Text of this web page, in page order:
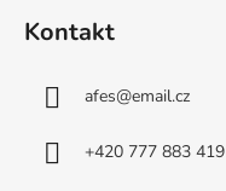
Kontakt
afes@email.cz
+420 777 883 419